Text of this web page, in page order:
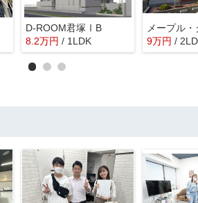
D-ROOM君塚ⅠB
8.2万円 / 1LDK
メープル
9万円 /